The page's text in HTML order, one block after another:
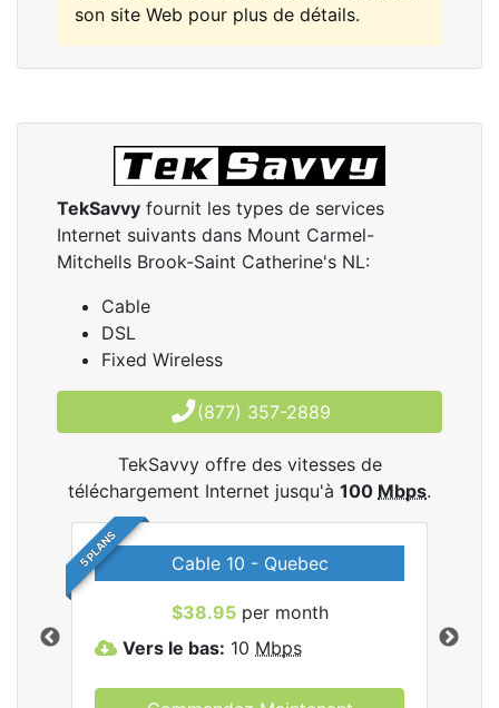
son site Web pour plus de détails.
TekSavvy fournit les types de services
Internet suivants dans Mount Carmel-
Mitchells Brook-Saint Catherine's NL:
Cable
DSL
Fixed Wireless
(877) 357-2889
TekSavvy offre des vitesses de
téléchargement Internet jusqu'à 100 Mbps.
5 PLANS Cable 10 - Quebec
$38.95per month
Vers le bas: 10 Mbps